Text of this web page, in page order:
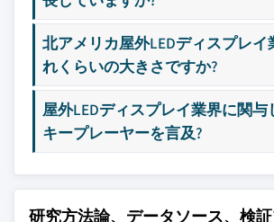
北アメリカ屋外LEDディスプレイ
れくらいの大きさですか?
屋外LEDディスプレイ業界に関与
キープレーヤーを言及?
研究方法論、データソース、検